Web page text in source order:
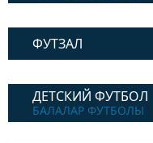
ФУТЗАЛ
ДЕТСКИЙ ФУТБОЛ
БАЛАЛАР ФУТБОЛЫ